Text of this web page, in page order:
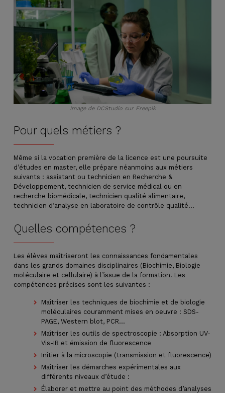
Image de DCStudio sur Freepik
Pour quels métiers ?
Même si la vocation première de la licence est une poursuite
d’études en master, elle prépare néanmoins aux métiers
suivants : assistant ou technicien en Recherche &
Développement, technicien de service médical ou en
recherche biomédicale, technicien qualité alimentaire,
technicien d’analyse en laboratoire de contrôle qualité…
Quelles compétences ?
Les élèves maîtriseront les connaissances fondamentales
dans les grands domaines disciplinaires (Biochimie, Biologie
moléculaire et cellulaire) à l’issue de la formation. Les
compétences précises sont les suivantes :
Maîtriser les techniques de biochimie et de biologie
moléculaires couramment mises en oeuvre : SDS-
PAGE, Western blot, PCR…
Maîtriser les outils de spectroscopie : Absorption UV-
Vis-IR et émission de fluorescence
Initier à la microscopie (transmission et fluorescence)
Maîtriser les démarches expérimentales aux
différents niveaux d’étude :
Élaborer et mettre au point des méthodes d’analyses